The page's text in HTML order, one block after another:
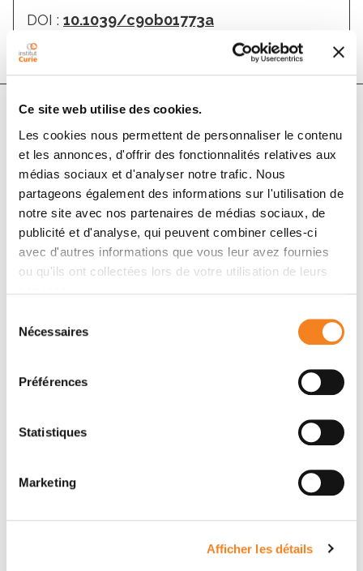
Ce site web utilise des cookies.
Les cookies nous permettent de personnaliser le contenu
et les annonces, d'offrir des fonctionnalités relatives aux
médias sociaux et d'analyser notre trafic. Nous
partageons également des informations sur l'utilisation de
notre site avec nos partenaires de médias sociaux, de
publicité et d'analyse, qui peuvent combiner celles-ci
avec d'autres informations que vous leur avez fournies
ou qu'ils ont collectées lors de votre utilisation de leurs
Nécessaires
Préférences
Statistiques
Marketing
Afficher les détails
DOI : 10.1039/c9ob01773a
Auteurs
Kévin Renault, Sylvain Debieu, Jean-Alexandre
Richard, Anthony Romieu
Résumé
The properties and versatility of protease-responsive
“covalent-assembly” fluorescent probes are
structural diversification of their Michael acceptor